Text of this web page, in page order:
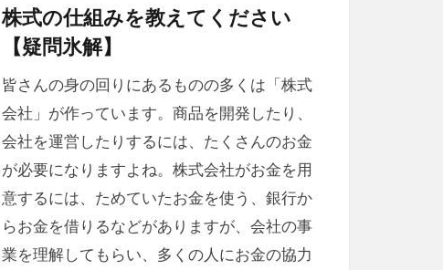
株式の仕組みを教えてください
【疑問氷解】
皆さんの身の回りにあるものの多くは「株式
会社」が作っています。商品を開発したり、
会社を運営したりするには、たくさんのお金
が必要になりますよね。株式会社がお金を用
意するには、ためていたお金を使う、銀行か
らお金を借りるなどがありますが、会社の事
業を理解してもらい、多くの人にお金の協力